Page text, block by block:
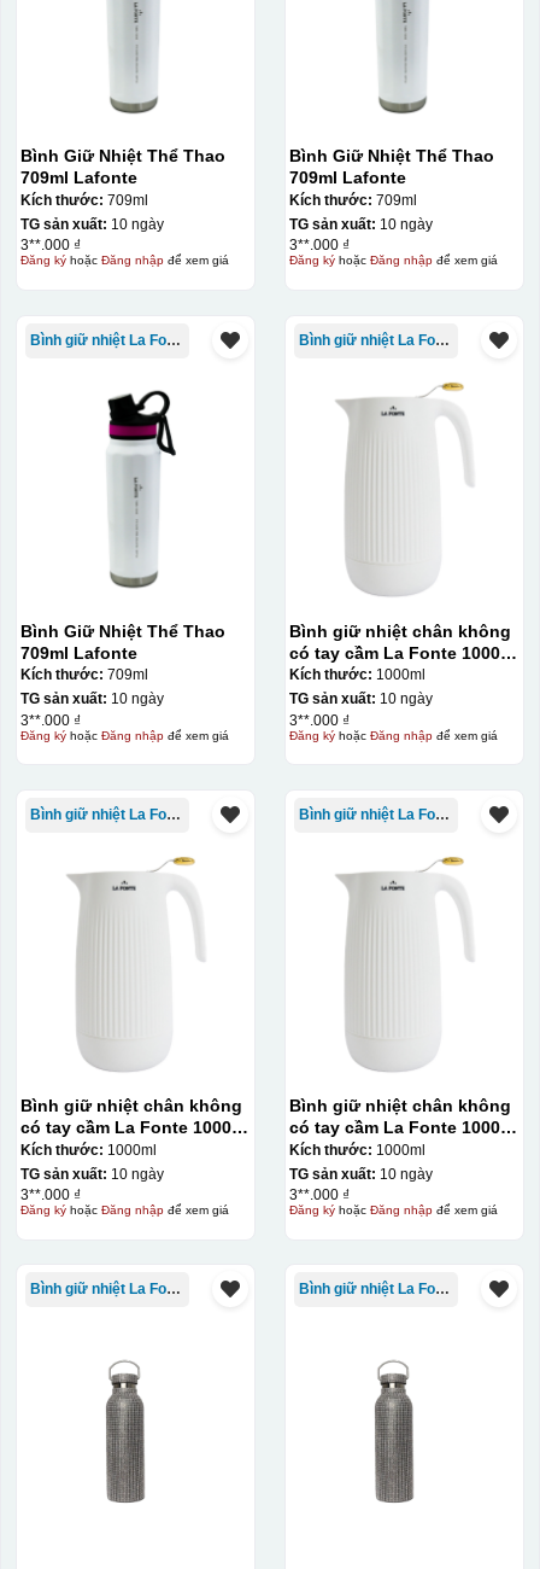
Bình Giữ Nhiệt Thể Thao
709ml Lafonte
Kích thước: 709ml
TG sản xuất: 10 ngày
3**.000 ₫
Đăng kýhoặc Đăng nhậpđể xem giá
Bình Giữ Nhiệt Thể Thao
709ml Lafonte
Kích thước: 709ml
TG sản xuất: 10 ngày
3**.000 ₫
Đăng kýhoặc Đăng nhậpđể xem giá
Bình giữ nhiệt La Fonte
Bình Giữ Nhiệt Thể Thao
709ml Lafonte
Kích thước: 709ml
TG sản xuất: 10 ngày
3**.000 ₫
Đăng kýhoặc Đăng nhậpđể xem giá
Bình giữ nhiệt La Fonte
Bình giữ nhiệt chân không
có tay cầm La Fonte 1000ml
– 011655
Kích thước: 1000ml
TG sản xuất: 10 ngày
3**.000 ₫
Đăng kýhoặc Đăng nhậpđể xem giá
Bình giữ nhiệt La Fonte
Bình giữ nhiệt chân không
có tay cầm La Fonte 1000ml
– 011655
Kích thước: 1000ml
TG sản xuất: 10 ngày
3**.000 ₫
Đăng kýhoặc Đăng nhậpđể xem giá
Bình giữ nhiệt La Fonte
Bình giữ nhiệt chân không
có tay cầm La Fonte 1000ml
– 011655
Kích thước: 1000ml
TG sản xuất: 10 ngày
3**.000 ₫
Đăng kýhoặc Đăng nhậpđể xem giá
Bình giữ nhiệt La Fonte Bình giữ nhiệt La Fonte